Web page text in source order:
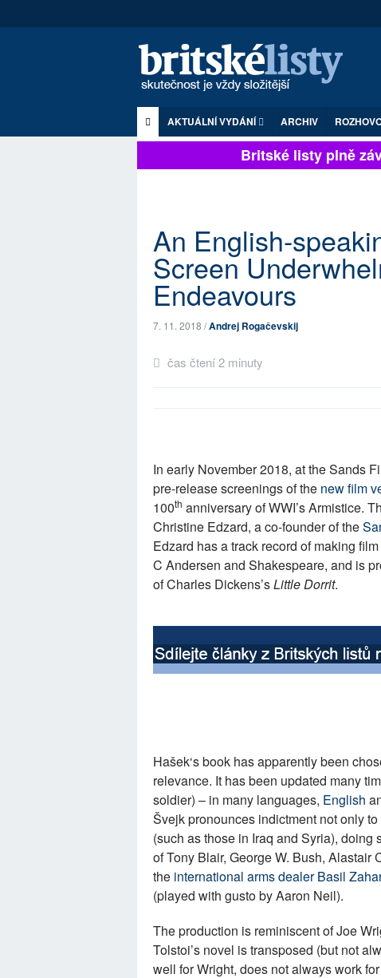
AKTUÁLNÍ VYDÁNÍ ARCHIV
Britské listy plně
An English-
Screen
Endeavours
7. 11. 2018 /Andrej Rogačevskij
čas čtení 2 minuty
In early November 2018, at the Sands
pre-release screenings of the new film
100th anniversary of WWI’s Armistice.
Christine Edzard, a co-founder of the
Edzard has a track record of making
C Andersen and Shakespeare, and is
of Charles Dickens’sLittle Dorrit.
Hašek‘s book has apparently been
relevance. It has been updated many
soldier) – in many languages, English
Švejk pronounces indictment not only
(such as those in Iraq and Syria),
of Tony Blair, George W. Bush,
the international arms dealer Basil
(played with gusto by Aaron Neil).
The production is reminiscent of Joe
Tolstoi’s novel is transposed (but not
well for Wright, does not always work